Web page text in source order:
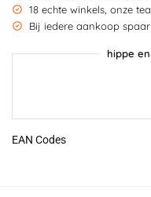
18 echte winkels, onze
Bij iedere aankoop
hippe
EAN Codes